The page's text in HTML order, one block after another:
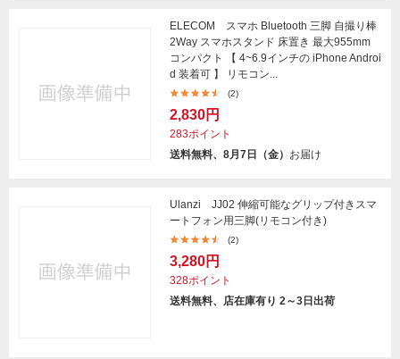
ELECOM スマホ Bluetooth 三脚 自撮り棒
2Way スマホスタンド 床置き 最大955mm
コンパクト 【 4~6.9インチの iPhone Androi
d 装着可 】 リモコン...
(2)
2,830円
283ポイント
送料無料、8月7日（金） お届け
Ulanzi JJ02 伸縮可能なグリップ付きスマ
ートフォン用三脚(リモコン付き)
(2)
3,280円
328ポイント
送料無料、店在庫有り 2～3日出荷